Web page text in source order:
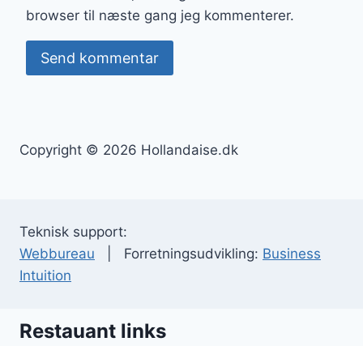
browser til næste gang jeg kommenterer.
Copyright © 2026 Hollandaise.dk
Teknisk support:
Webbureau | Forretningsudvikling: Business
Intuition
Restauant links